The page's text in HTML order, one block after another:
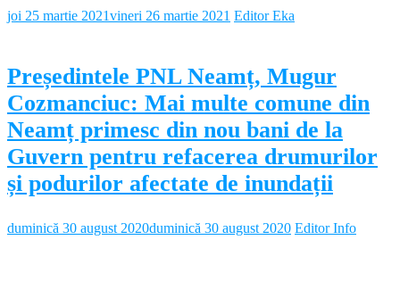
joi 25 martie 2021vineri 26 martie 2021 Editor Eka
Președintele PNL Neamț, Mugur
Cozmanciuc: Mai multe comune din
Neamț primesc din nou bani de la
Guvern pentru refacerea drumurilor
și podurilor afectate de inundații
duminică 30 august 2020duminică 30 august 2020 Editor Info